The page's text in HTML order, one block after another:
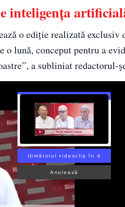
inteligența
o ediție realizată exclusiv
lună, conceput pentru a
a subliniat redactorul-
Următorul videoclip în 3
Anulează